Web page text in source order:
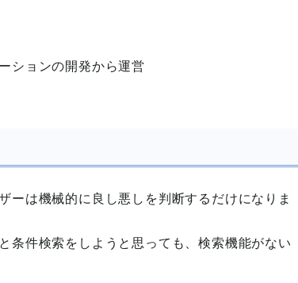
ションの開発から運営
ーは機械的に良し悪しを判断するだけになりま
条件検索をしようと思っても、検索機能がない